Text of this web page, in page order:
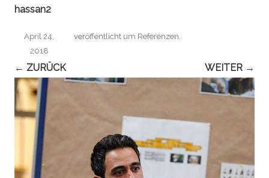
hassan2
veröffentlicht
April 24,
2018
um Referenzen
← ZURÜCK WEITER →